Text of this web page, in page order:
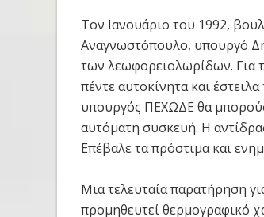
Τον Ιανουάριο του 1992,
Αναγνωστόπουλο, υπουργό
των λεωφορειολωρίδων. Για
πέντε αυτοκίνητα και
υπουργός ΠΕΧΩΔΕ θα
αυτόματη συσκευή. Η
Επέβαλε τα πρόστιμα και
Μια τελευταία παρατήρηση
προμηθευτεί θερμογραφικό